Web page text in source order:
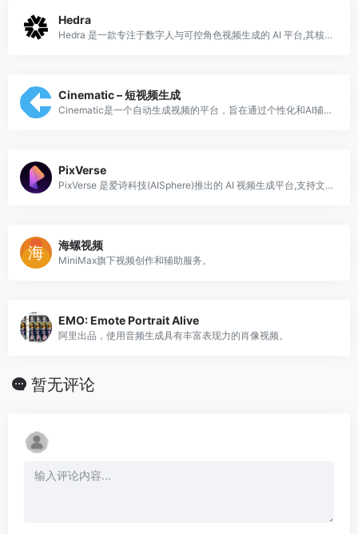
Hedra
Hedra 是一款专注于数字人与可控角色视频生成的 AI 平台,其核心模型能够根据一张人物图片和一段音频,生成口型同步、表情自然、头部动作真实的人物说话视频,真
Cinematic – 短视频生成
Cinematic是一个自动生成视频的平台，旨在通过个性化和AI辅助的视频制作，帮助企业在TikTok、Instagram Reels和YouTube Shorts等社交媒体上增加曝光率，吸引更多客户。
PixVerse
PixVerse 是爱诗科技(AISphere)推出的 AI 视频生成平台,支持文生视频、图生视频以及丰富的一键特效模板,以生成速度快、特效玩法多、对口型与角色
海螺视频
MiniMax旗下视频创作和辅助服务。
EMO: Emote Portrait Alive
阿里出品，使用音频生成具有丰富表现力的肖像视频。
暂无评论